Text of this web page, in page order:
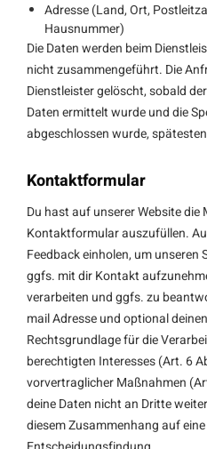
Adresse (Land, Ort,
Hausnummer)
Die Daten werden beim
nicht zusammengeführt. Die
Dienstleister gelöscht, sobald
Daten ermittelt wurde und die
abgeschlossen wurde,
Kontaktformular
Du hast auf unserer Website die
Kontaktformular auszufüllen.
Feedback einholen, um unseren
ggfs. mit dir Kontakt
verarbeiten und ggfs. zu
mail Adresse und optional
Rechtsgrundlage für die
berechtigten Interesses (Art. 6
vorvertraglicher Maßnahmen
deine Daten nicht an Dritte
diesem Zusammenhang auf